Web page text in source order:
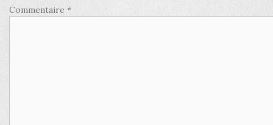
Commentaire *